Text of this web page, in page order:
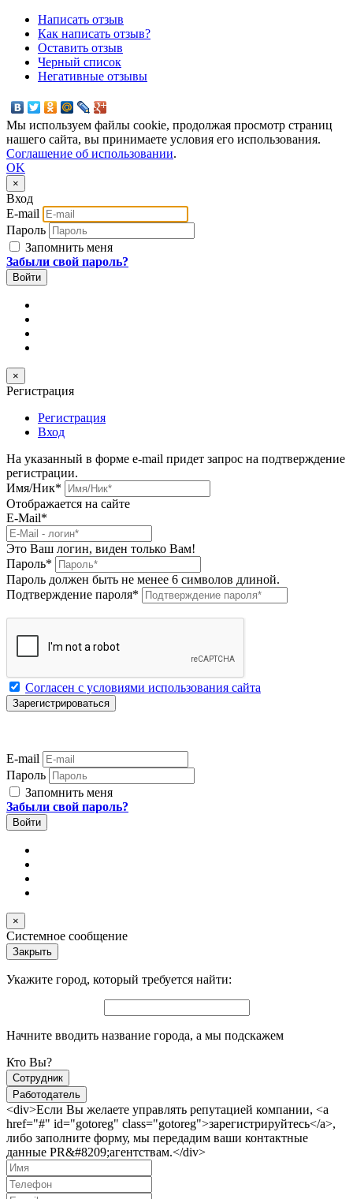
Написать отзыв
Как написать отзыв?
Оставить отзыв
Черный список
Негативные отзывы
Мы используем файлы cookie, продолжая просмотр страниц
нашего сайта, вы принимаете условия его использования.
Соглашение об использовании.
OK
×
Вход
E-mail
Пароль
Запомнить меня
Забыли свой пароль?
×
Регистрация
Регистрация
Вход
На указанный в форме e-mail придет запрос на подтверждение
регистрации.
Имя/Ник*
Отображается на сайте
E-Mail*
Это Ваш логин, виден только Вам!
Пароль*
Пароль должен быть не менее 6 символов длиной.
Подтверждение пароля*
Согласен с условиями использования сайта
E-mail
Пароль
Запомнить меня
Забыли свой пароль?
×
Системное сообщение
Закрыть
Укажите город, который требуется найти:
Начните вводить название города, а мы подскажем
Кто Вы?
Сотрудник
Работодатель
<div>Если Вы желаете управлять репутацией компании, <a
href="#" id="gotoreg" class="gotoreg">зарегистрируйтесь</a>,
либо заполните форму, мы передадим ваши контактные
данные PR&#8209;агентствам.</div>